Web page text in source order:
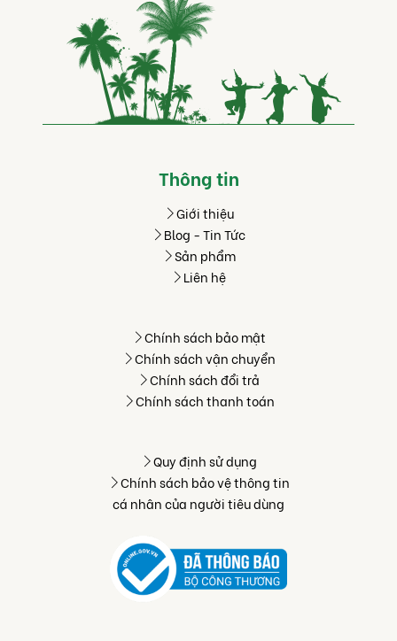
Thông tin
Giới thiệu
Blog - Tin Tức
Sản phẩm
Liên hệ
Chính sách bảo mật
Chính sách vận chuyển
Chính sách đổi trả
Chính sách thanh toán
Quy định sử dụng
Chính sách bảo vệ thông tin
cá nhân của người tiêu dùng